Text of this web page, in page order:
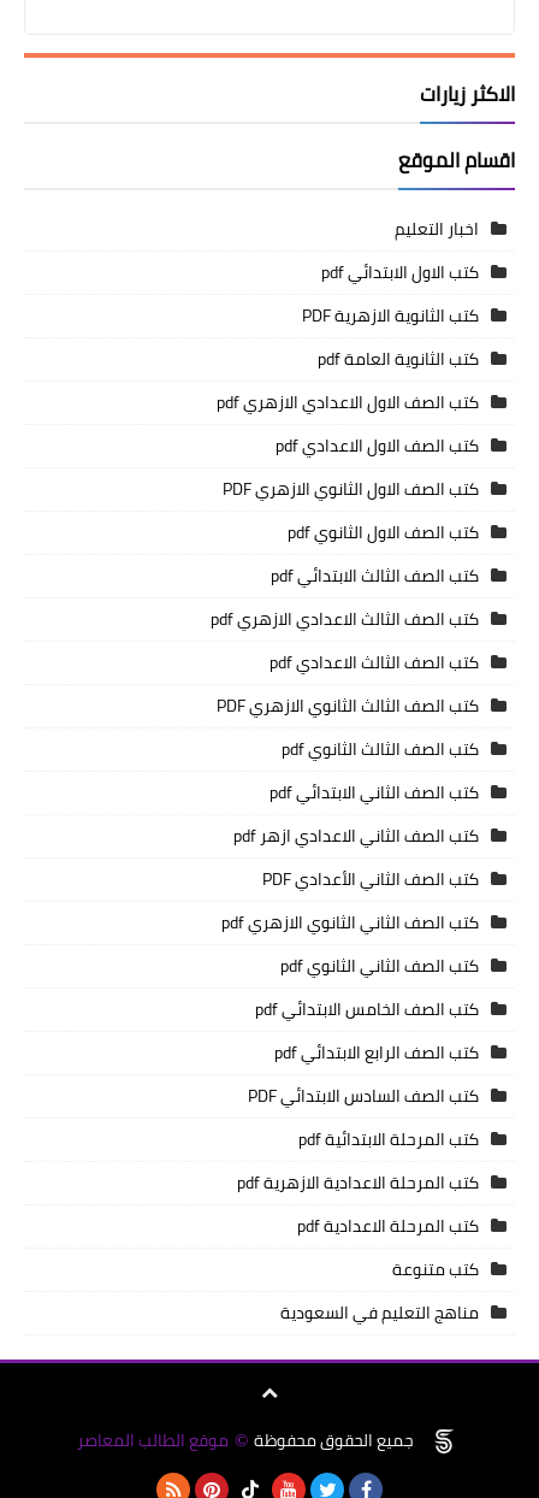
الاكثر زيارات
اقسام الموقع
اخبار التعليم
كتب الاول الابتدائي pdf
كتب الثانوية الازهرية PDF
كتب الثانوية العامة pdf
كتب الصف الاول الاعدادي الازهري pdf
كتب الصف الاول الاعدادي pdf
كتب الصف الاول الثانوي الازهري PDF
كتب الصف الاول الثانوي pdf
كتب الصف الثالث الابتدائي pdf
كتب الصف الثالث الاعدادي الازهري pdf
كتب الصف الثالث الاعدادي pdf
كتب الصف الثالث الثانوي الازهري PDF
كتب الصف الثالث الثانوي pdf
كتب الصف الثاني الابتدائي pdf
كتب الصف الثاني الاعدادي ازهر pdf
كتب الصف الثاني الأعدادي PDF
كتب الصف الثاني الثانوي الازهري pdf
كتب الصف الثاني الثانوي pdf
كتب الصف الخامس الابتدائي pdf
كتب الصف الرابع الابتدائي pdf
كتب الصف السادس الابتدائي PDF
كتب المرحلة الابتدائية pdf
كتب المرحلة الاعدادية الازهرية pdf
كتب المرحلة الاعدادية pdf
كتب متنوعة
مناهج التعليم في السعودية
جميع الحقوق محفوظة © موقع الطالب المعاصر